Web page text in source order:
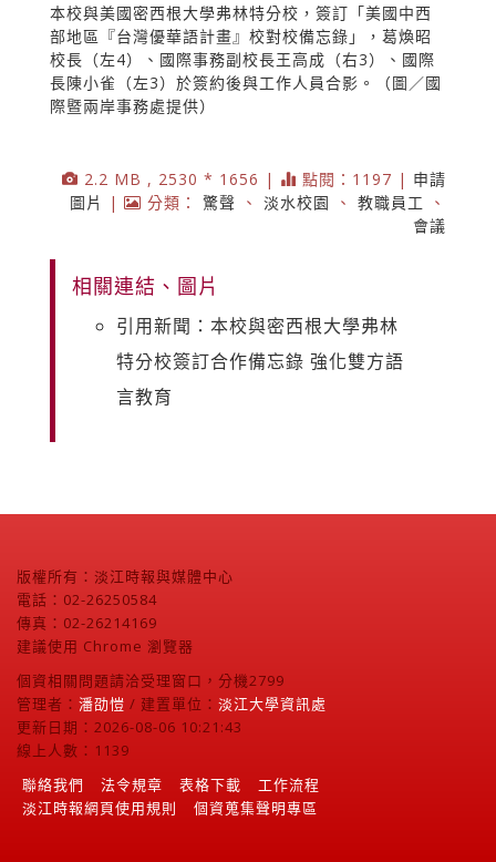
本校與美國密西根大學弗林特分校，簽訂「美國中西
部地區『台灣優華語計畫』校對校備忘錄」，葛煥昭
校長（左4）、國際事務副校長王高成（右3）、國際
長陳小雀（左3）於簽約後與工作人員合影。（圖／國
際暨兩岸事務處提供）
2.2 MB , 2530 * 1656 | 點閱：1197 | 申請
圖片
| 分類： 驚聲 、 淡水校園 、 教職員工
、
會議
相關連結、圖片
引用新聞：本校與密西根大學弗林
特分校簽訂合作備忘錄 強化雙方語
言教育
版權所有：淡江時報與媒體中心
電話：02-26250584
傳真：02-26214169
建議使用 Chrome 瀏覽器
個資相關問題請洽受理窗口，分機2799
管理者： 潘劭愷 / 建置單位： 淡江大學資訊處
更新日期：2026-08-06 10:21:43
線上人數：1139
聯絡我們
法令規章 表格下載
工作流程
淡江時報網頁使用規則
個資蒐集聲明專區